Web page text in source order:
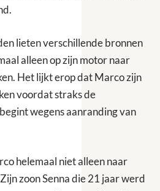
lieten verschillende bronnen
alleen op zijn motor naar
Het lijkt erop dat Marco zijn
voordat straks de
wegens aanranding van
helemaal niet alleen naar
zoon Senna die 21 jaar werd